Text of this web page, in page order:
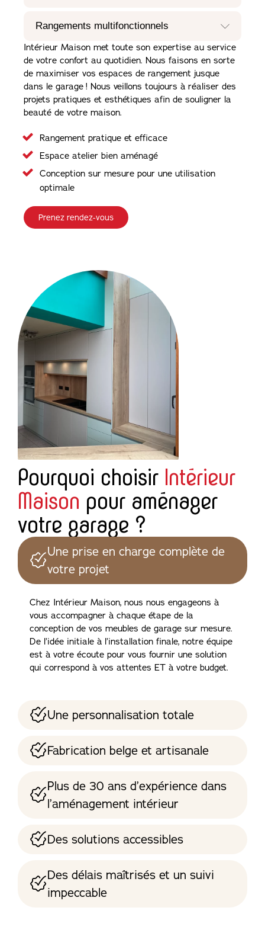
Rangements multifonctionnels
Intérieur Maison met toute son expertise au service
de votre confort au quotidien. Nous faisons en sorte
de maximiser vos espaces de rangement jusque
dans le garage ! Nous veillons toujours à réaliser des
projets pratiques et esthétiques afin de souligner la
beauté de votre maison.
Rangement pratique et efficace
Espace atelier bien aménagé
Conception sur mesure pour une utilisation
optimale
Prenez rendez-vous
Pourquoi choisir Intérieur
Maison pour aménager
votre garage ?
Une prise en charge complète de
votre projet
Chez Intérieur Maison, nous nous engageons à
vous accompagner à chaque étape de la
conception de vos meubles de garage sur mesure.
De l’idée initiale à l’installation finale, notre équipe
est à votre écoute pour vous fournir une solution
qui correspond à vos attentes ET à votre budget.
Une personnalisation totale
Fabrication belge et artisanale
Plus de 30 ans d’expérience dans
l’aménagement intérieur
Des solutions accessibles
Des délais maîtrisés et un suivi
impeccable